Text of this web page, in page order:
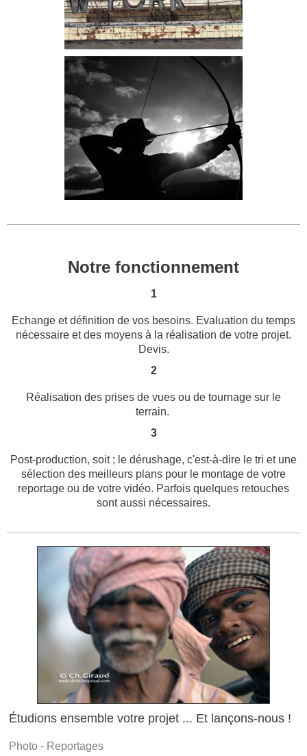
Notre fonctionnement
1
Echange et définition de vos besoins. Evaluation du temps
nécessaire et des moyens à la réalisation de votre projet.
Devis.
2
Réalisation des prises de vues ou de tournage sur le
terrain.
3
Post-production, soit ; le dérushage, c'est-à-dire le tri et une
sélection des meilleurs plans pour le montage de votre
reportage ou de votre vidéo. Parfois quelques retouches
sont aussi nécessaires.
Étudions ensemble votre projet ... Et lançons-nous !
Photo - Reportages